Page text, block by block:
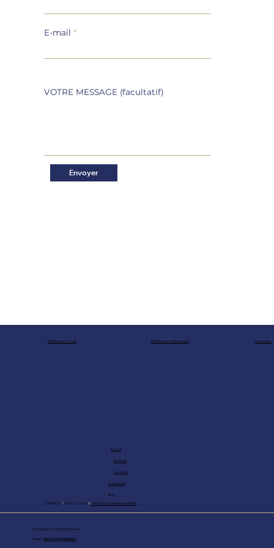
E-mail
VOTRE MESSAGE (facultatif)
Envoyer
Politique de Cookies Politique de Confidentialité Honoraires
Accueil
Nos Biens
Locataire
Propriétaire
Blog
CONTACT IT06 49 20 23 60 IMcontact@azurkeysproperties.fr
Design :www.drawmeasheep.fr
©Azurkeys - Tous droits réservés